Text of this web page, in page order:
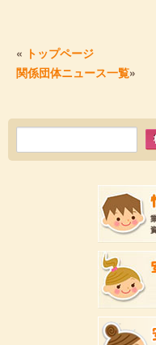
« トップページ
関係団体ニュース一覧»